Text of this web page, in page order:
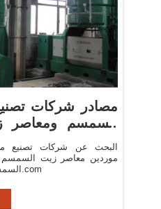
مصادر شركات
السمسم ومعاصر
البحث عن شركات تصنيع
موردين معاصر زيت
السمسم بأفضل الأسعار في.com